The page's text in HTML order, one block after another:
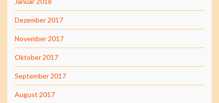
Dezember 2017
November 2017
Oktober 2017
September 2017
August 2017